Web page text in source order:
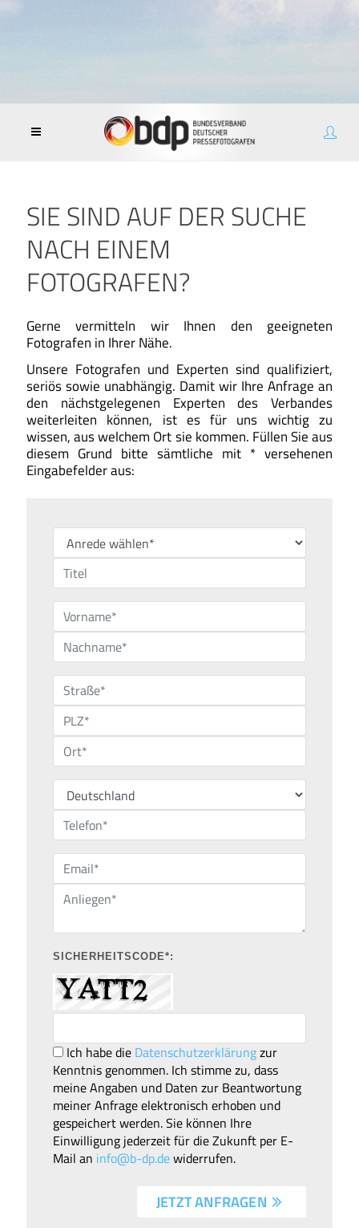
SIE SIND AUF DER SUCHE
NACH EINEM
FOTOGRAFEN?
Gerne vermitteln wir Ihnen den geeigneten
Fotografen in Ihrer Nähe.
Unsere Fotografen und Experten sind qualifiziert,
seriös sowie unabhängig. Damit wir Ihre Anfrage an
den nächstgelegenen Experten des Verbandes
weiterleiten können, ist es für uns wichtig zu
wissen, aus welchem Ort sie kommen. Füllen Sie aus
diesem Grund bitte sämtliche mit * versehenen
Eingabefelder aus:
SICHERHEITSCODE*:
Ich habe die Datenschutzerklärungzur
Kenntnis genommen. Ich stimme zu, dass
meine Angaben und Daten zur Beantwortung
meiner Anfrage elektronisch erhoben und
gespeichert werden. Sie können Ihre
Einwilligung jederzeit für die Zukunft per E-
Mail an info@b-dp.dewiderrufen.
JETZT ANFRAGEN